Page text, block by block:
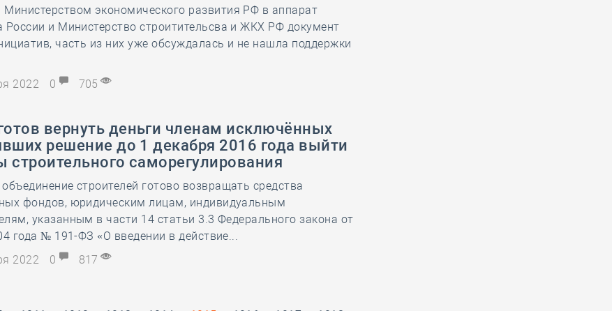
экономического развития РФ в аппарат
России и Министерство строитительсва и ЖКХ РФ документ
часть из них уже обсуждалась и не нашла поддержки
2022
0 705
вернуть деньги членам исключённых
решение до 1 декабря 2016 года выйти
строительного саморегулирования
строителей готово возвращать средства
фондов, юридическим лицам, индивидуальным
указанным в части 14 статьи 3.3 Федерального закона от
года № 191-ФЗ «О введении в действие...
2022
0 817